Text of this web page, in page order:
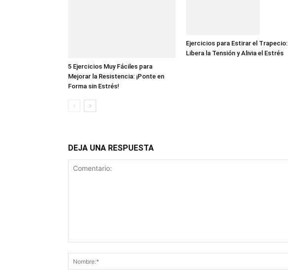
5 Ejercicios Muy Fáciles para
Mejorar la Resistencia: ¡Ponte en
Forma sin Estrés!
Ejercicios para Estirar el Trapecio:
Libera la Tensión y Alivia el Estrés
DEJA UNA RESPUESTA